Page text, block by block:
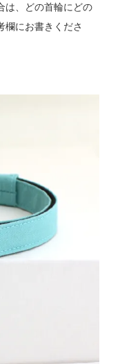
は、どの首輪にどの
欄にお書きくださ